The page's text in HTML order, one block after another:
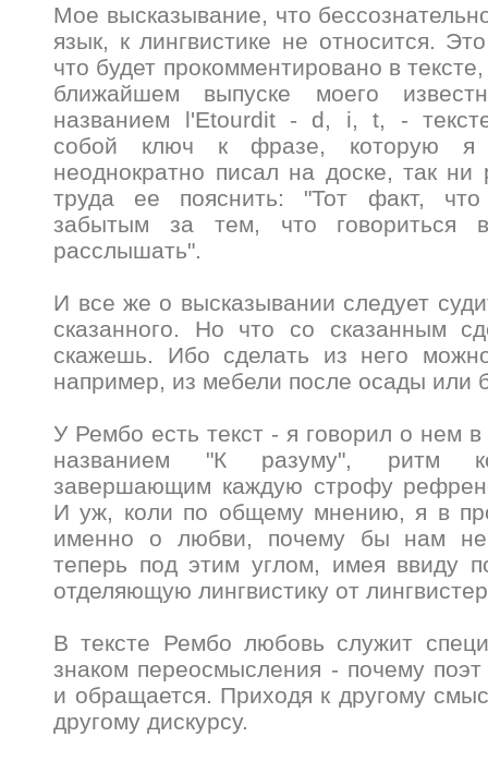
Мое высказывание, что
язык, к лингвистике не относится.
что будет прокомментировано в
ближайшем выпуске моего
названием l'Etourdit - d, i, t, -
собой ключ к фразе, которую
неоднократно писал на доске, так
труда ее пояснить: "Тот факт, что
забытым за тем, что говориться
расслышать".
И все же о высказывании следует
сказанного. Но что со сказанным
скажешь. Ибо сделать из него
например, из мебели после осады или
У Рембо есть текст - я говорил о нем
названием "К разуму", ритм
завершающим каждую строфу
И уж, коли по общему мнению, я в
именно о любви, почему бы нам не
теперь под этим углом, имея ввиду
отделяющую лингвистику от
В тексте Рембо любовь служит
знаком переосмысления - почему
и обращается. Приходя к другому
другому дискурсу.